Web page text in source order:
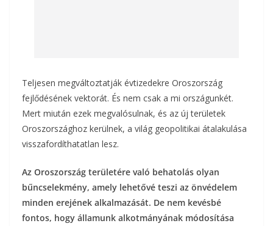
Teljesen megváltoztatják évtizedekre Oroszország
fejlődésének vektorát. És nem csak a mi országunkét.
Mert miután ezek megvalósulnak, és az új területek
Oroszországhoz kerülnek, a világ geopolitikai átalakulása
visszafordíthatatlan lesz.
Az Oroszország területére való behatolás olyan
bűncselekmény, amely lehetővé teszi az önvédelem
minden erejének alkalmazását. De nem kevésbé
fontos, hogy államunk alkotmányának módosítása